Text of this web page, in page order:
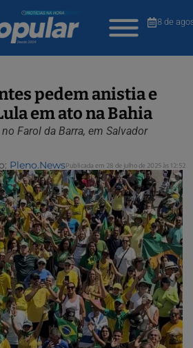
8 de
pedem anistia e
em ato na Bahia
Farol da Barra, em Salvador
Pleno.NewsPublicada em 28 de julho de 2025 às 12:52